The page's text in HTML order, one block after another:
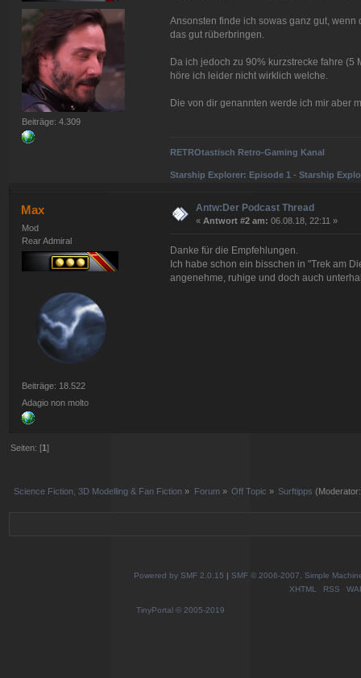
Beiträge: 4.309
Ansonsten finde ich sowas ganz gut,
das gut rüberbringen.
Da ich jedoch zu 90% kurzstrecke fahre (5
höre ich leider nicht wirklich welche.
Die von dir genannten werde ich mir aber
RETROtastisch Retro-Gaming Kanal
Starship Explorer: Episode 1 - Starship
Max
Mod
Rear Admiral
Beiträge: 18.522
Adagio non molto
Antw:Der Podcast Thread
« Antwort #2 am: 06.08.18, 22:11 »
Danke für die Empfehlungen.
Ich habe schon ein bisschen in "Trek am
angenehme, ruhige und doch auch
Seiten: [1]
Science Fiction, 3D Modelling & Fan Fiction » Forum» Off Topic » Surftipps
Powered by SMF 2.0.15 | SMF © 2006-2007, Simple
XHTML
RSS
TinyPortal © 2005-2019